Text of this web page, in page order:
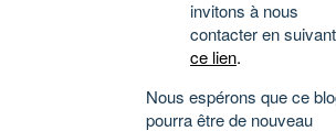
invitons à nous
contacter en suivant
ce lien.
Nous espérons que ce
pourra être de nouveau